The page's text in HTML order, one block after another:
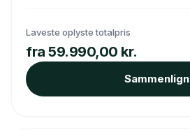
Laveste oplyste totalpris
fra 59.990,00 kr.
Sammenlign